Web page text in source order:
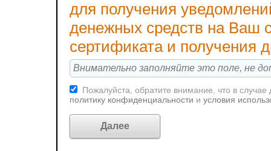
для получения
денежных средств на Ваш
сертификата и получения
Пожалуйста, обратите внимание, что в
политику конфиденциальности и условия